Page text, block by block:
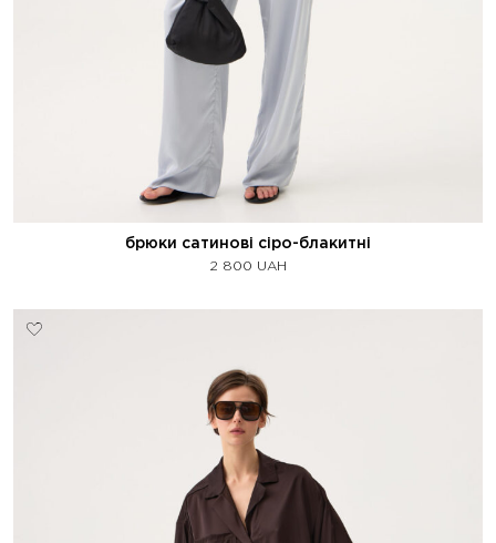
брюки сатинові сіро-блакитні
2 800 UAH